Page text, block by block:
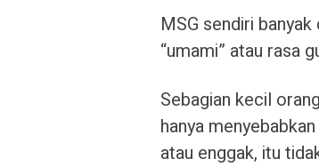
MSG sendiri
“umami” atau rasa
Sebagian kecil
hanya
atau enggak, itu